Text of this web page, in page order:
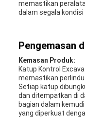
memastikan
dalam segala kondisi
Pengemasan
Kemasan Produk:
Katup Kontrol
memastikan
Setiap katup
dan ditempatkan di
bagian dalam
yang diperkuat